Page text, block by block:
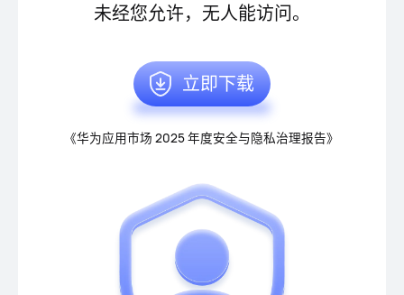
未经您允许，无人能访问。
立即下载
《华为应用市场 2025 年度安全与隐私治理报告》